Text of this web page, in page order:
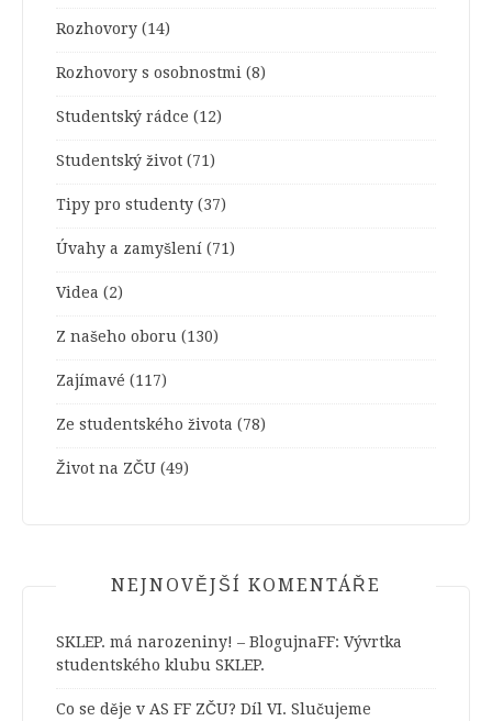
Rozhovory (14)
Rozhovory s osobnostmi (8)
Studentský rádce (12)
Studentský život (71)
Tipy pro studenty (37)
Úvahy a zamyšlení (71)
Videa (2)
Z našeho oboru (130)
Zajímavé (117)
Ze studentského života (78)
Život na ZČU (49)
NEJNOVĚJŠÍ KOMENTÁŘE
SKLEP. má narozeniny! – BlogujnaFF: Vývrtka
studentského klubu SKLEP.
Co se děje v AS FF ZČU? Díl VI. Slučujeme